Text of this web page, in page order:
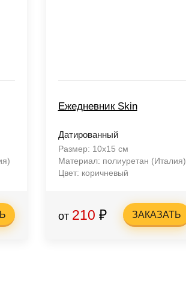
Ежедневник Skin
Датированный
Размер: 10х15 см
Материал: полиуретан (Италия)
Цвет: коричневый
от 210 ₽ ЗАКАЗАТЬ